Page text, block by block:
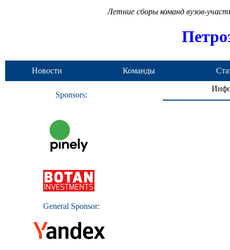
Летние сборы команд вузов-
Новости Команды
Sponsors:
General Sponsor: